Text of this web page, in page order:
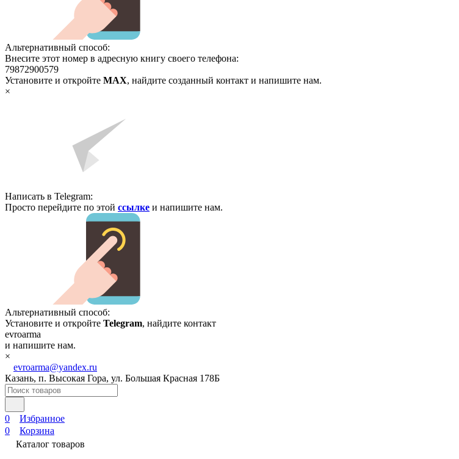
Альтернативный способ:
Внесите этот номер в адресную книгу своего телефона:
79872900579
Установите и откройте MAX, найдите созданный контакт и напишите нам.
×
Написать в Telegram:
Просто перейдите по этой ссылке и напишите нам.
Альтернативный способ:
Установите и откройте Telegram, найдите контакт
evroarma
и напишите нам.
×
evroarma@yandex.ru
Казань, п. Высокая Гора, ул. Большая Красная 178Б
0
Избранное
0
Корзина
Каталог товаров